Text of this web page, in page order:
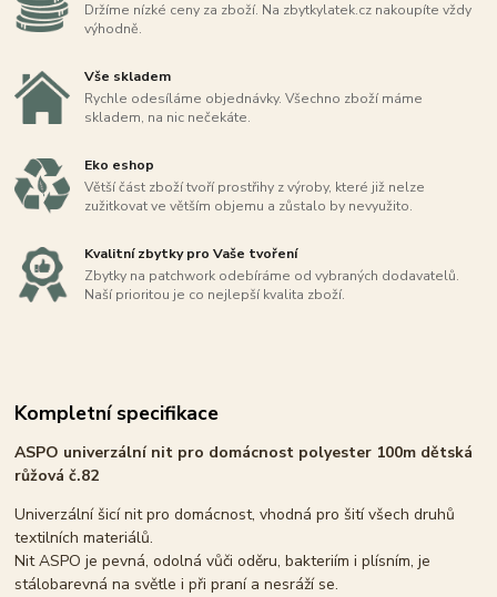
Držíme nízké ceny za zboží. Na zbytkylatek.cz nakoupíte vždy
výhodně.
Vše skladem
Rychle odesíláme objednávky. Všechno zboží máme
skladem, na nic nečekáte.
Eko eshop
Větší část zboží tvoří prostřihy z výroby, které již nelze
zužitkovat ve větším objemu a zůstalo by nevyužito.
Kvalitní zbytky pro Vaše tvoření
Zbytky na patchwork odebíráme od vybraných dodavatelů.
Naší prioritou je co nejlepší kvalita zboží.
Kompletní specifikace
ASPO univerzální nit pro domácnost polyester 100m dětská
růžová č.82
Univerzální šicí nit pro domácnost, vhodná pro šití všech druhů
textilních materiálů.
Nit ASPO je pevná, odolná vůči oděru, bakteriím i plísním, je
stálobarevná na světle i při praní a nesráží se.